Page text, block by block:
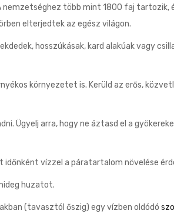
nemzetséghez több mint 1800 faj tartozik,
elterjedtek az egész világon.
hosszúkásak, kard alakúak vagy
környezetet is. Kerüld az erős,
Ügyelj arra, hogy ne áztasd el a
vízzel a páratartalom növelése
huzatot.
(tavasztól őszig) egy vízben oldódó